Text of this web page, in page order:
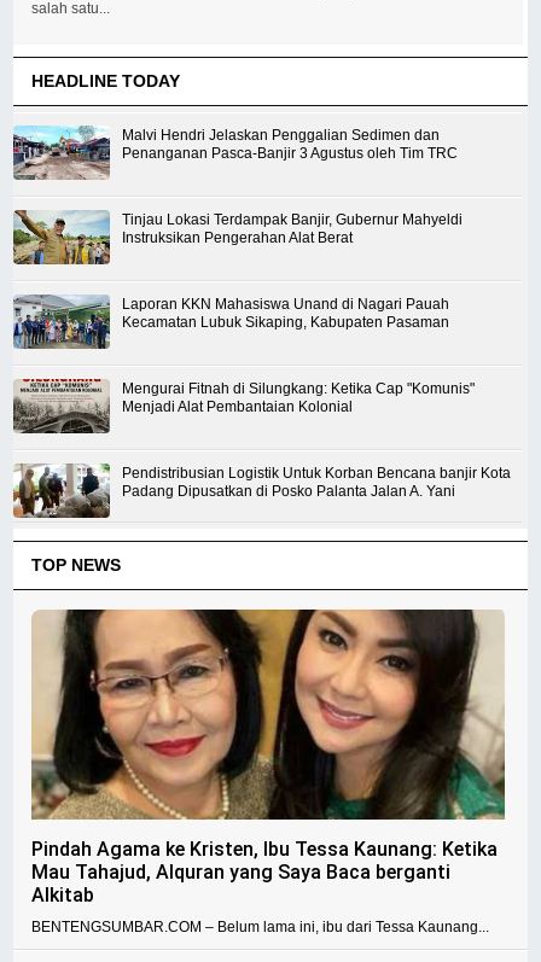
salah satu...
HEADLINE TODAY
Malvi Hendri Jelaskan Penggalian Sedimen dan
Penanganan Pasca-Banjir 3 Agustus oleh Tim TRC
Tinjau Lokasi Terdampak Banjir, Gubernur Mahyeldi
Instruksikan Pengerahan Alat Berat
Laporan KKN Mahasiswa Unand di Nagari Pauah
Kecamatan Lubuk Sikaping, Kabupaten Pasaman
Mengurai Fitnah di Silungkang: Ketika Cap "Komunis"
Menjadi Alat Pembantaian Kolonial
Pendistribusian Logistik Untuk Korban Bencana banjir Kota
Padang Dipusatkan di Posko Palanta Jalan A. Yani
TOP NEWS
Pindah Agama ke Kristen, Ibu Tessa Kaunang: Ketika
Mau Tahajud, Alquran yang Saya Baca berganti
Alkitab
BENTENGSUMBAR.COM – Belum lama ini, ibu dari Tessa Kaunang...